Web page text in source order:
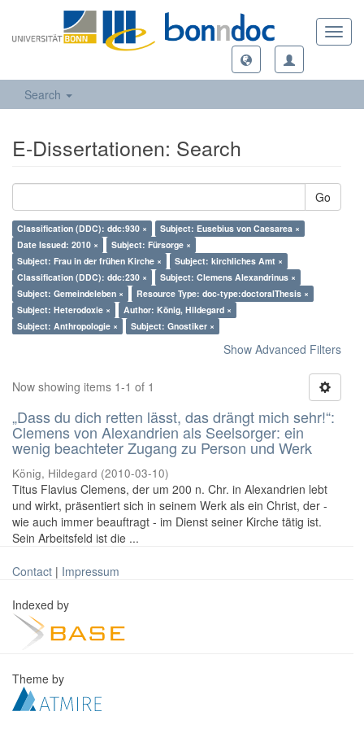
Search
E-Dissertationen: Search
Go
Classification (DDC): ddc:930 ×
Subject: Eusebius von Caesarea ×
Date Issued: 2010 ×
Subject: Fürsorge ×
Subject: Frau in der frühen Kirche ×
Subject: kirchliches Amt ×
Classification (DDC): ddc:230 ×
Subject: Clemens Alexandrinus ×
Subject: Gemeindeleben ×
Resource Type: doc-type:doctoralThesis ×
Subject: Heterodoxie ×
Author: König, Hildegard ×
Subject: Anthropologie ×
Subject: Gnostiker ×
Show Advanced Filters
Now showing items 1-1 of 1
„Dass du dich retten lässt, das drängt mich sehr!“:
Clemens von Alexandrien als Seelsorger: ein
wenig beachteter Zugang zu Person und Werk
König, Hildegard (2010-03-10)
Titus Flavius Clemens, der um 200 n. Chr. in Alexandrien lebt
und wirkt, präsentiert sich in seinem Werk als ein Christ, der -
wie auch immer beauftragt - im Dienst seiner Kirche tätig ist.
Sein Arbeitsfeld ist die ...
Contact | Impressum
Indexed by
Theme by